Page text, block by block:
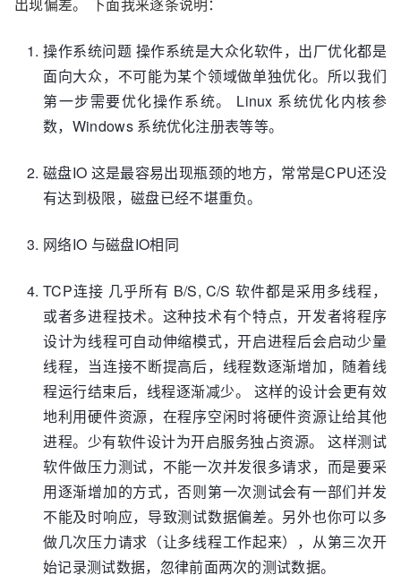
操作系统问题 操作系统是大众化软件，出厂优化都是
面向大众，不可能为某个领域做单独优化。所以我们
第一步需要优化操作系统。 Linux 系统优化内核参
数，Windows 系统优化注册表等等。
磁盘IO 这是最容易出现瓶颈的地方，常常是CPU还没
有达到极限，磁盘已经不堪重负。
网络IO 与磁盘IO相同
TCP连接 几乎所有 B/S, C/S 软件都是采用多线程，
或者多进程技术。这种技术有个特点，开发者将程序
设计为线程可自动伸缩模式，开启进程后会启动少量
线程，当连接不断提高后，线程数逐渐增加，随着线
程运行结束后，线程逐渐减少。 这样的设计会更有效
地利用硬件资源，在程序空闲时将硬件资源让给其他
进程。少有软件设计为开启服务独占资源。 这样测试
软件做压力测试，不能一次并发很多请求，而是要采
用逐渐增加的方式，否则第一次测试会有一部们并发
不能及时响应，导致测试数据偏差。另外也你可以多
做几次压力请求（让多线程工作起来），从第三次开
始记录测试数据，忽律前面两次的测试数据。